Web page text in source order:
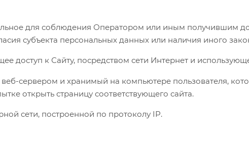
для соблюдения Оператором или иным получившим
субъекта персональных данных или наличия иного
доступ к Сайту, посредством сети Интернет и
сервером и хранимый на компьютере пользователя,
открыть страницу соответствующего сайта.
сети, построенной по протоколу IP.